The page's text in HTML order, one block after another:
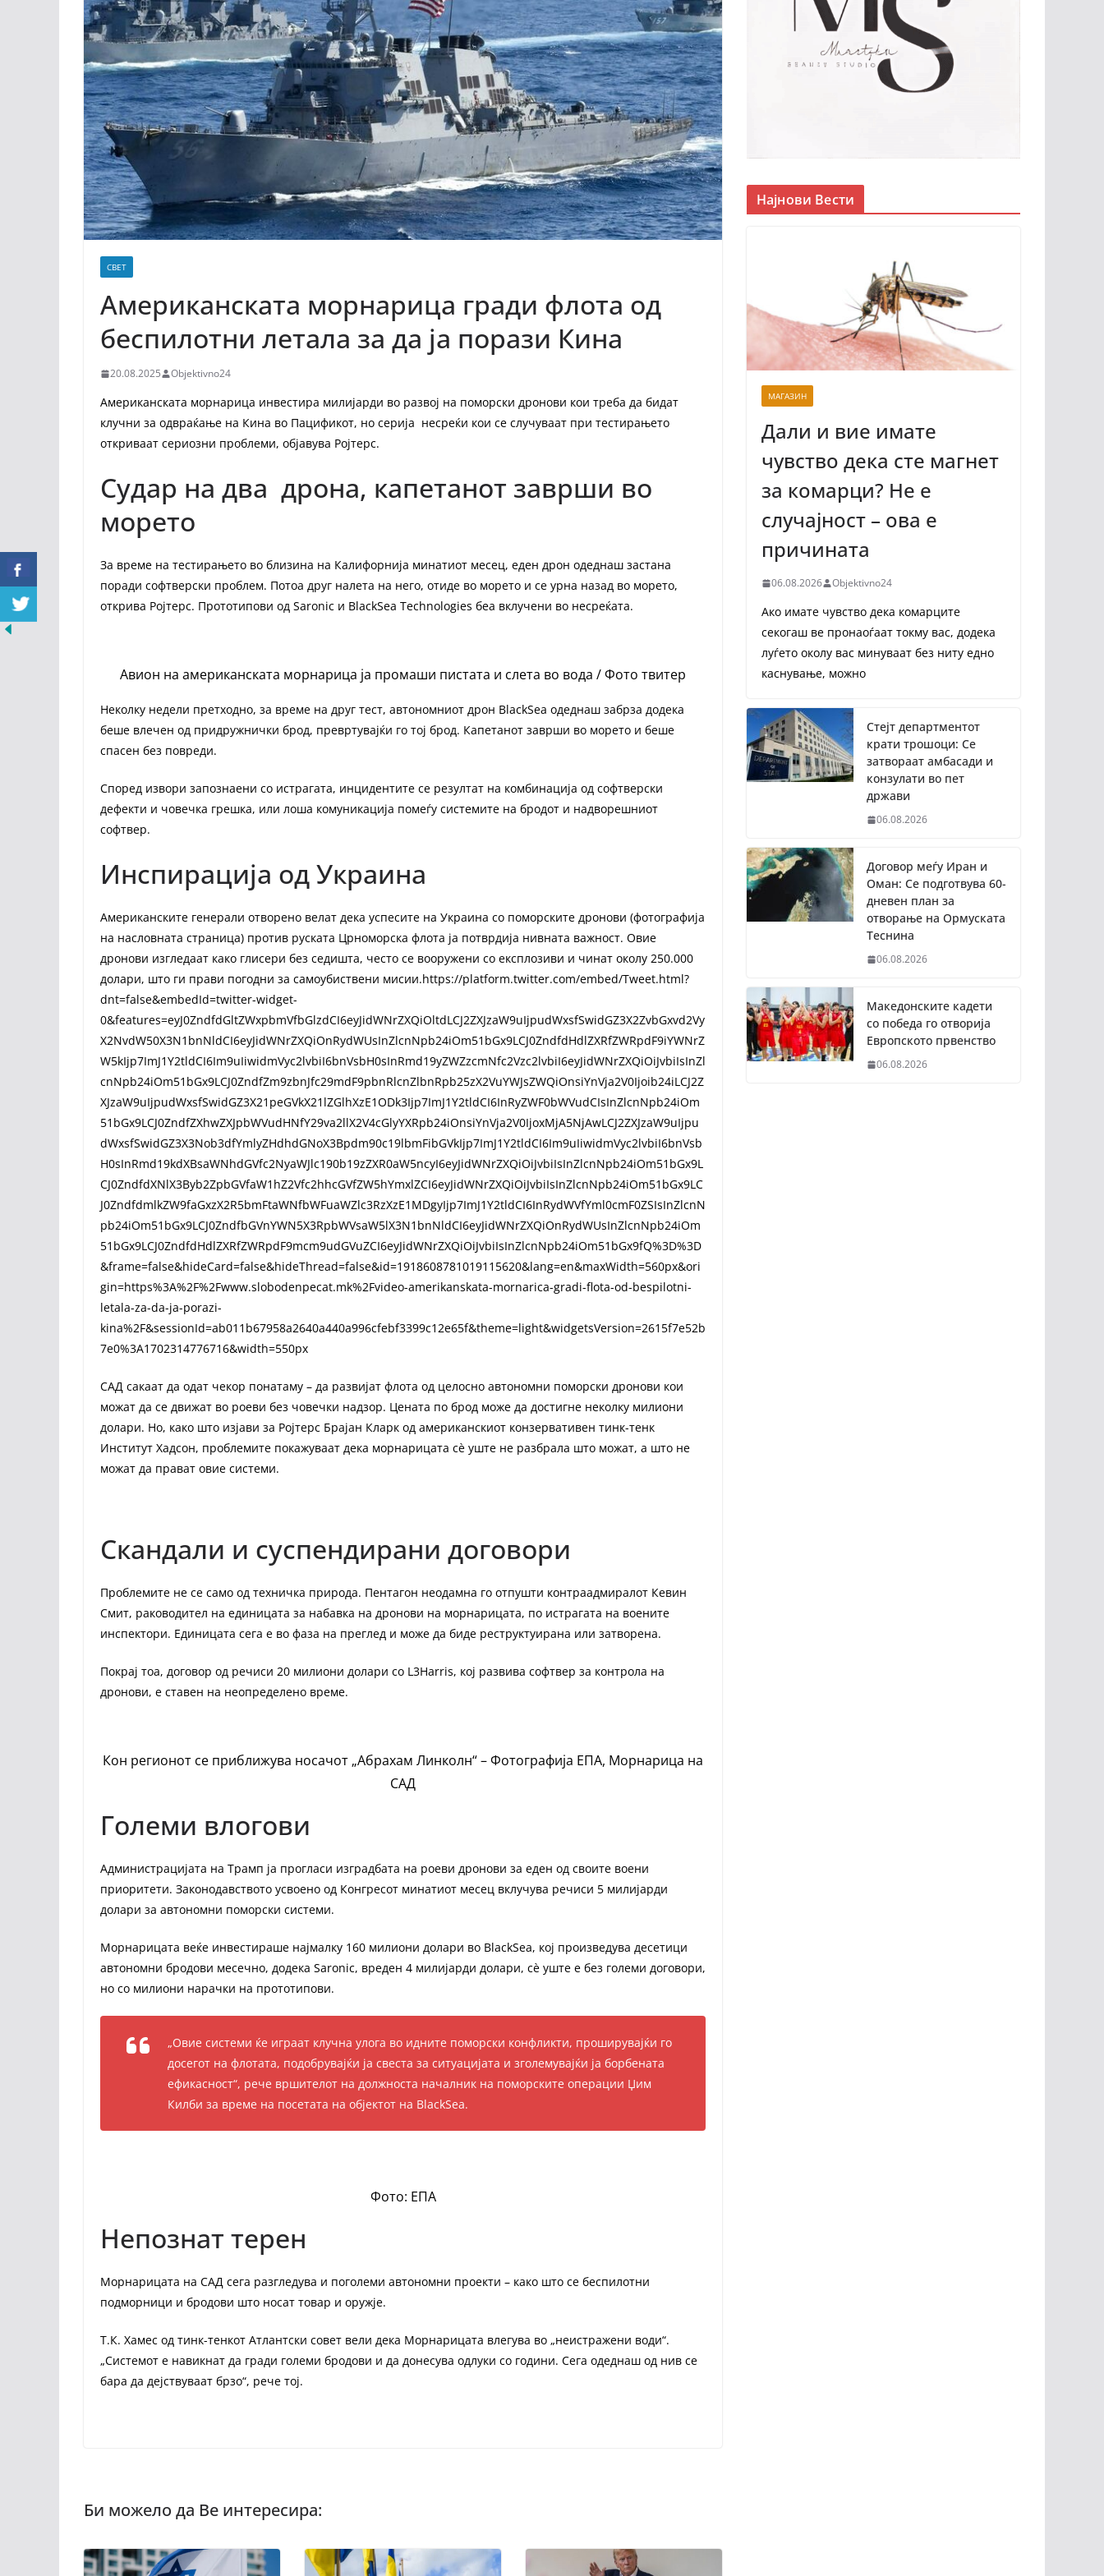
СВЕТ
Американската морнарица гради флота од
беспилотни летала за да ја порази Кина
20.08.2025 Objektivno24
Американската морнарица инвестира милијарди во развој на поморски дронови кои треба да бидат
клучни за одвраќање на Кина во Пацификот, но серија несреќи кои се случуваат при тестирањето
откриваат сериозни проблеми, објавува Ројтерс.
Судар на два дрона, капетанот заврши во
морето
За време на тестирањето во близина на Калифорнија минатиот месец, еден дрон одеднаш застана
поради софтверски проблем. Потоа друг налета на него, отиде во морето и се урна назад во морето,
открива Ројтерс. Прототипови од Saronic и BlackSea Technologies беа вклучени во несреќата.
Авион на американската морнарица ја промаши пистата и слета во вода / Фото твитер
Неколку недели претходно, за време на друг тест, автономниот дрон BlackSea одеднаш забрза додека
беше влечен од придружнички брод, превртувајќи го тој брод. Капетанот заврши во морето и беше
спасен без повреди.
Според извори запознаени со истрагата, инцидентите се резултат на комбинација од софтверски
дефекти и човечка грешка, или лоша комуникација помеѓу системите на бродот и надворешниот
софтвер.
Инспирација од Украина
Американските генерали отворено велат дека успесите на Украина со поморските дронови (фотографија
на насловната страница) против руската Црноморска флота ја потврдија нивната важност. Овие
дронови изгледаат како глисери без седишта, често се вооружени со експлозиви и чинат околу 250.000
долари, што ги прави погодни за самоубиствени мисии.https://platform.twitter.com/embed/Tweet.html?
dnt=false&embedId=twitter-widget-
0&features=eyJ0ZndfdGltZWxpbmVfbGlzdCI6eyJidWNrZXQiOltdLCJ2ZXJzaW9uIjpudWxsfSwidGZ3X2ZvbGxvd2Vy
X2NvdW50X3N1bnNldCI6eyJidWNrZXQiOnRydWUsInZlcnNpb24iOm51bGx9LCJ0ZndfdHdlZXRfZWRpdF9iYWNrZ
W5kIjp7ImJ1Y2tldCI6Im9uIiwidmVyc2lvbiI6bnVsbH0sInRmd19yZWZzcmNfc2Vzc2lvbiI6eyJidWNrZXQiOiJvbiIsInZl
cnNpb24iOm51bGx9LCJ0ZndfZm9zbnJfc29mdF9pbnRlcnZlbnRpb25zX2VuYWJsZWQiOnsiYnVja2V0Ijoib24iLCJ2Z
XJzaW9uIjpudWxsfSwidGZ3X21peGVkX21lZGlhXzE1ODk3Ijp7ImJ1Y2tldCI6InRyZWF0bWVudCIsInZlcnNpb24iOm
51bGx9LCJ0ZndfZXhwZXJpbWVudHNfY29va2llX2V4cGlyYXRpb24iOnsiYnVja2V0IjoxMjA5NjAwLCJ2ZXJzaW9uIjpu
dWxsfSwidGZ3X3Nob3dfYmlyZHdhdGNoX3Bpdm90c19lbmFibGVkIjp7ImJ1Y2tldCI6Im9uIiwidmVyc2lvbiI6bnVsb
H0sInRmd19kdXBsaWNhdGVfc2NyaWJlc190b19zZXR0aW5ncyI6eyJidWNrZXQiOiJvbiIsInZlcnNpb24iOm51bGx9L
CJ0ZndfdXNlX3Byb2ZpbGVfaW1hZ2Vfc2hhcGVfZW5hYmxlZCI6eyJidWNrZXQiOiJvbiIsInZlcnNpb24iOm51bGx9LC
J0ZndfdmlkZW9faGxzX2R5bmFtaWNfbWFuaWZlc3RzXzE1MDgyIjp7ImJ1Y2tldCI6InRydWVfYml0cmF0ZSIsInZlcnN
pb24iOm51bGx9LCJ0ZndfbGVnYWN5X3RpbWVsaW5lX3N1bnNldCI6eyJidWNrZXQiOnRydWUsInZlcnNpb24iOm
51bGx9LCJ0ZndfdHdlZXRfZWRpdF9mcm9udGVuZCI6eyJidWNrZXQiOiJvbiIsInZlcnNpb24iOm51bGx9fQ%3D%3D
&frame=false&hideCard=false&hideThread=false&id=1918608781019115620&lang=en&maxWidth=560px&ori
gin=https%3A%2F%2Fwww.slobodenpecat.mk%2Fvideo-amerikanskata-mornarica-gradi-flota-od-bespilotni-
letala-za-da-ja-porazi-
kina%2F&sessionId=ab011b67958a2640a440a996cfebf3399c12e65f&theme=light&widgetsVersion=2615f7e52b
7e0%3A1702314776716&width=550px
САД сакаат да одат чекор понатаму – да развијат флота од целосно автономни поморски дронови кои
можат да се движат во роеви без човечки надзор. Цената по брод може да достигне неколку милиони
долари. Но, како што изјави за Ројтерс Брајан Кларк од американскиот конзервативен тинк-тенк
Институт Хадсон, проблемите покажуваат дека морнарицата сè уште не разбрала што можат, а што не
можат да прават овие системи.
Скандали и суспендирани договори
Проблемите не се само од техничка природа. Пентагон неодамна го отпушти контраадмиралот Кевин
Смит, раководител на единицата за набавка на дронови на морнарицата, по истрагата на воените
инспектори. Единицата сега е во фаза на преглед и може да биде реструктуирана или затворена.
Покрај тоа, договор од речиси 20 милиони долари со L3Harris, кој развива софтвер за контрола на
дронови, е ставен на неопределено време.
Кон регионот се приближува носачот „Абрахам Линколн“ – Фотографија ЕПА, Морнарица на
САД
Големи влогови
Администрацијата на Трамп ја прогласи изградбата на роеви дронови за еден од своите воени
приоритети. Законодавството усвоено од Конгресот минатиот месец вклучува речиси 5 милијарди
долари за автономни поморски системи.
Морнарицата веќе инвестираше најмалку 160 милиони долари во BlackSea, кој произведува десетици
автономни бродови месечно, додека Saronic, вреден 4 милијарди долари, сè уште е без големи договори,
но со милиони нарачки на прототипови.
„Овие системи ќе играат клучна улога во идните поморски конфликти, проширувајќи го
досегот на флотата, подобрувајќи ја свеста за ситуацијата и зголемувајќи ја борбената
ефикасност“, рече вршителот на должноста началник на поморските операции Џим
Килби за време на посетата на објектот на BlackSea.
Фото: ЕПА
Непознат терен
Морнарицата на САД сега разгледува и поголеми автономни проекти – како што се беспилотни
подморници и бродови што носат товар и оружје.
Т.К. Хамес од тинк-тенкот Атлантски совет вели дека Морнарицата влегува во „неистражени води“.
„Системот е навикнат да гради големи бродови и да донесува одлуки со години. Сега одеднаш од нив се
бара да дејствуваат брзо“, рече тој.
Најнови Вести
МАГАЗИН
Дали и вие имате
чувство дека сте магнет
за комарци? Не е
случајност – ова е
причината
06.08.2026 Objektivno24
Ако имате чувство дека комарците
секогаш ве пронаоѓаат токму вас, додека
луѓето околу вас минуваат без ниту едно
каснување, можно
Стејт департментот
крати трошоци: Се
затвораат амбасади и
конзулати во пет
држави
06.08.2026
Договор меѓу Иран и
Оман: Се подготвува 60-
дневен план за
отворање на Ормуската
Теснина
06.08.2026
Македонските кадети
со победа го отворија
Европското првенство
06.08.2026